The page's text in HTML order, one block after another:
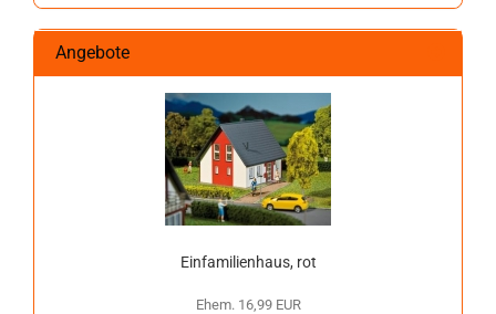
Angebote
Einfamilienhaus, rot
Ehem. 16,99 EUR